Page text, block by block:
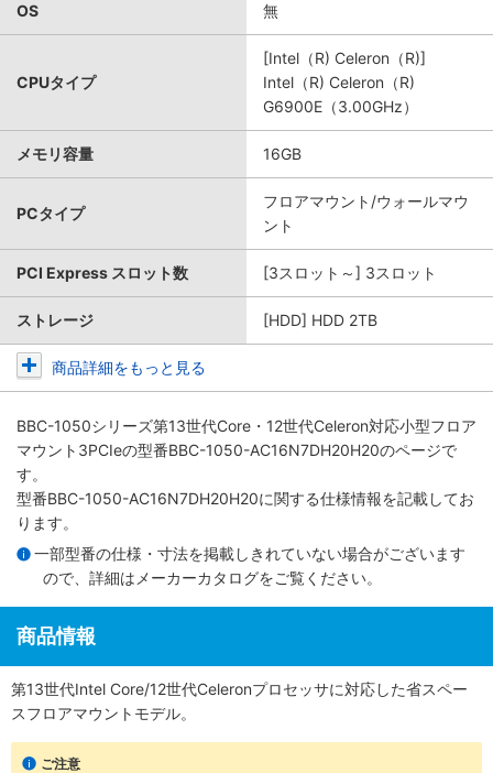
OS 無
CPUタイプ
[Intel（R) Celeron（R)]
Intel（R) Celeron（R)
G6900E（3.00GHz）
メモリ容量 16GB
PCタイプ
フロアマウント/ウォールマウ
ント
PCI Express スロット数 [3スロット～] 3スロット
ストレージ [HDD] HDD 2TB
商品詳細をもっと見る
BBC-1050シリーズ第13世代Core・12世代Celeron対応小型フロア
マウント3PCIeの型番BBC-1050-AC16N7DH20H20のページで
す。
型番BBC-1050-AC16N7DH20H20に関する仕様情報を記載してお
ります。
一部型番の仕様・寸法を掲載しきれていない場合がございます
ので、詳細は メーカーカタログをご覧ください。
商品情報
第13世代Intel Core/12世代Celeronプロセッサに対応した省スペー
スフロアマウントモデル。
ご注意